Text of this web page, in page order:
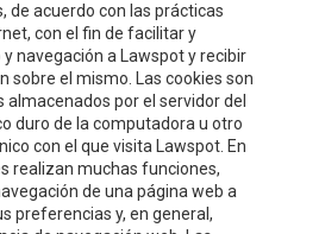
de acuerdo con las prácticas
con el fin de facilitar y
navegación a Lawspot y recibir
sobre el mismo. Las cookies son
almacenados por el servidor del
duro de la computadora u otro
con el que visita Lawspot. En
realizan muchas funciones,
de una página web a
preferencias y, en general,